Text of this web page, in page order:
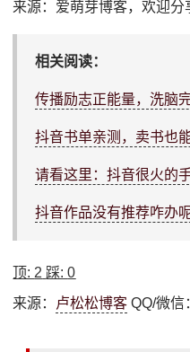
来源：爱萌芽博客，欢迎分
相关阅读：
传播励志正能量，洗脑
抖音书单亲测，卖书也
请看这里：抖音很火的
抖音作品没有推荐咋办
顶: 2 踩:0
来源： 卢松松博客 QQ/微信